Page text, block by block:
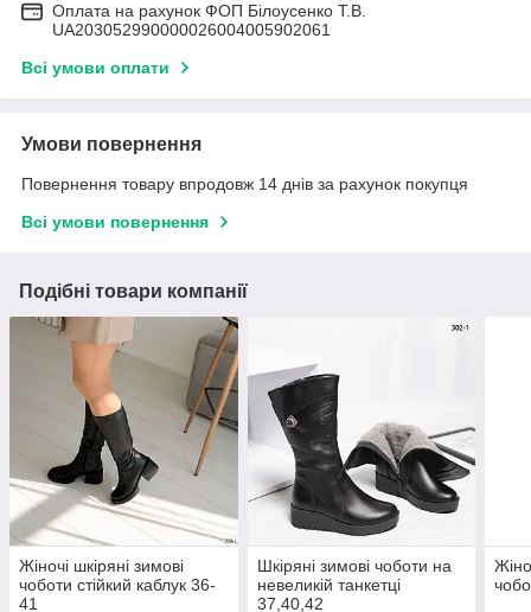
Оплата на рахунок ФОП Білоусенко Т.В.
UA203052990000026004005902061
Всі умови оплати
Умови повернення
Повернення товару впродовж 14 днів за рахунок покупця
Всі умови повернення
Подібні товари компанії
Жіночі шкіряні зимові
чоботи стійкий каблук 36-
41
Шкіряні зимові чоботи на
невеликій танкетці
37,40,42